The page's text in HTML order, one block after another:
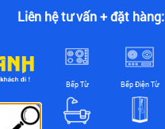
Liên hệ tư vấn + đặt hàng:
Bếp Từ Bếp Điện Từ